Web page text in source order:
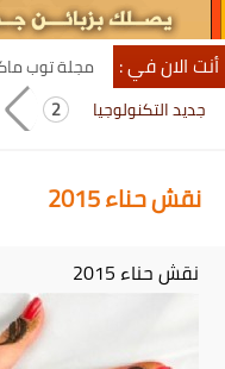
أنت الان في :
مجلة توب
جديد التكنولوجيا
نقش حناء 2015
نقش حناء 2015